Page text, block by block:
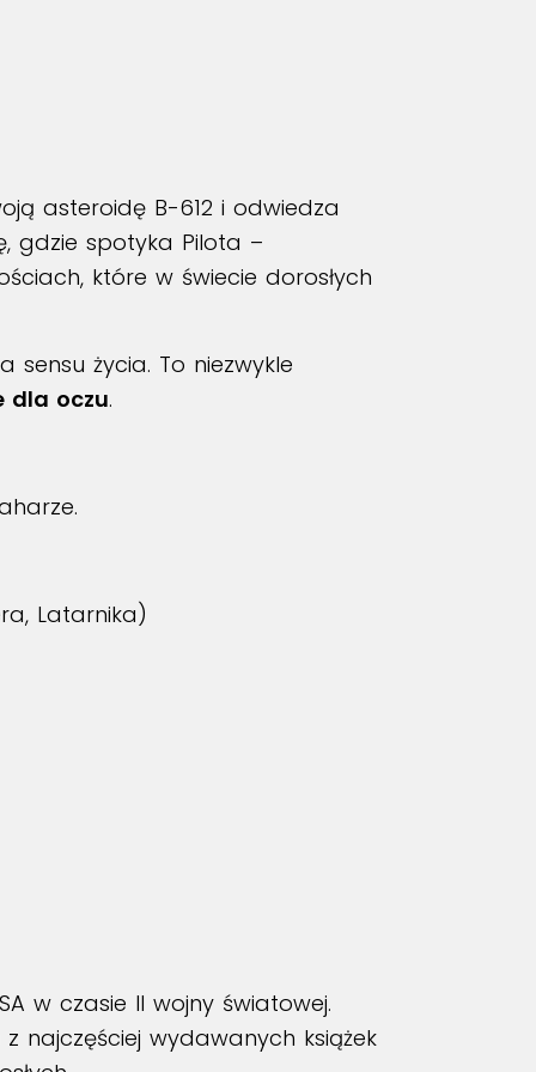
asteroidę B-612 i odwiedza
gdzie spotyka Pilota –
które w świecie dorosłych
życia. To niezwykle
dla oczu.
Latarnika)
w czasie II wojny światowej.
najczęściej wydawanych książek